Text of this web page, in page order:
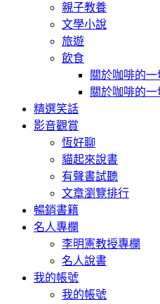
親子教養
文學小說
旅遊
飲食
關於咖啡的
關於咖啡的
精選笑話
影音觀賞
恆好聊
貓起來說書
有聲書試聽
文章瀏覽排行
暢銷書籍
名人專欄
李明憲教授專欄
名人說書
我的帳號
我的帳號